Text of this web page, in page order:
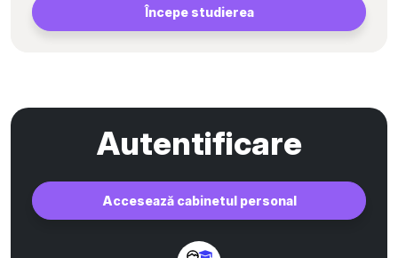
Începe studierea
Autentificare
Accesează cabinetul personal